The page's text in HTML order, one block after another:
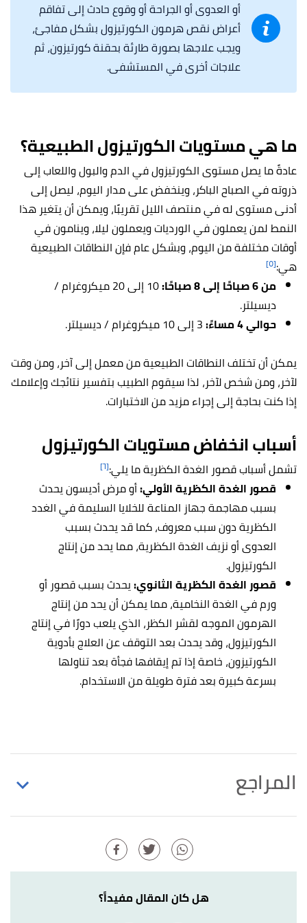
أو العدوى أو الجراحة أو وقوع حادث إلى تفاقم
أعراض نقص هرمون الكورتيزول بشكل مفاجئ،
ويجب علاجها بصورة طارئة بحقنة كورتيزون، ثم
علاجات أخرى في المستشفى.
ما هي مستويات الكورتيزول الطبيعية؟
عادةً ما يصل مستوى الكورتيزول في الدم والبول واللعاب إلى
ذروته في الصباح الباكر، وينخفض على مدار اليوم، ليصل إلى
أدنى مستوى له في منتصف الليل تقريبًا، ويمكن أن يتغير هذا
النمط لمن يعملون في الورديات ويعملون ليلا، وينامون في
أوقات مختلفة من اليوم، وبشكل عام فإن النطاقات الطبيعية
هي:[٥]
من 6 صباحًا إلى 8 صباحًا:
10 إلى 20 ميكروغرام /
ديسيلتر.
حوالي 4 مساءً:
3 إلى 10 ميكروغرام / ديسيلتر.
يمكن أن تختلف النطاقات الطبيعية من معمل إلى آخر، ومن وقت
لآخر، ومن شخص لآخر، لذا سيقوم الطبيب بتفسير نتائجك وإعلامك
إذا كنت بحاجة إلى إجراء مزيد من الاختبارات.
أسباب انخفاض مستويات الكورتيزول
تشمل أسباب قصور الغدة الكظرية ما يلي:[٦]
قصور الغدة الكظرية الأولي:أو مرض أديسون يحدث
بسبب مهاجمة جهاز المناعة للخلايا السليمة في الغدد
الكظرية دون سبب معروف، كما قد يحدث بسبب
العدوى أو نزيف الغدة الكظرية، مما يحد من إنتاج
الكورتيزول.
قصور الغدة الكظرية الثانوي:يحدث بسبب قصور أو
ورم في الغدة النخامية، مما يمكن أن يحد من إنتاج
الهرمون الموجه لقشر الكظر، الذي يلعب دورًا في إنتاج
الكورتيزول، وقد يحدث بعد التوقف عن العلاج بأدوية
الكورتيزون، خاصة إذا تم إيقافها فجأة بعد تناولها
بسرعة كبيرة بعد فترة طويلة من الاستخدام.
المراجع
26/12/2022. Edited.
↑
"Symptoms & Causes of Adrenal Insufficiency &
Addison's Disease",NIDDK, Retrieved 26/12/2022.هل كان المقال مفيداً؟